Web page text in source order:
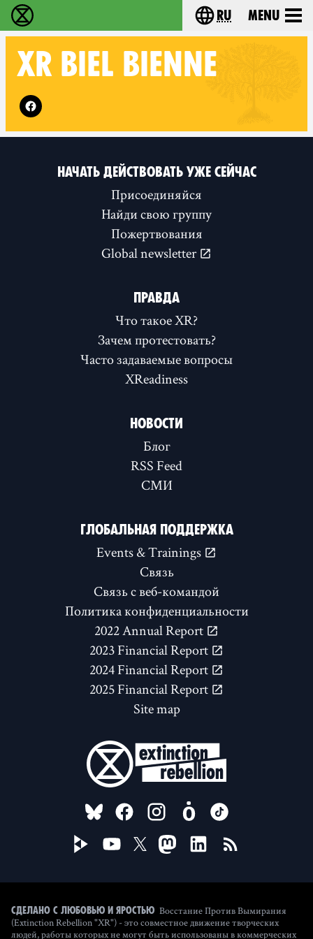
Extinction Rebellion - Home Choose your
ru Menu
XR BIEL BIENNE
Follow XR Biel Bienne on
НАЧАТЬ ДЕЙСТВОВАТЬ УЖЕ СЕЙЧАС
Присоединяйся
Найди свою группу
Пожертвования
Global newsletter
ПРАВДА
Что такое XR?
Зачем протестовать?
Часто задаваемые вопросы
XReadiness
НОВОСТИ
Блог
RSS Feed
СМИ
ГЛОБАЛЬНАЯ ПОДДЕРЖКА
Events & Trainings
Связь
Связь с веб-командой
Политика конфиденциальности
2022 Annual Report
2023 Financial Report
2024 Financial Report
2025 Financial Report
Site map
FOLLOW US ON
Сделано с любовью и яростью Восстание Против Вымирания
(Extinction Rebellion "XR") - это совместное движение творческих
людей, работы которых не могут быть использованы в коммерческих